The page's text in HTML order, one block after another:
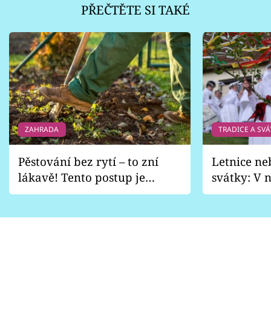
PŘEČTĚTE SI TAKÉ
ZAHRADA
Pěstování bez rytí – to zní
lákavě! Tento postup je
vhodný jen pro některé
TRADICE A
Letnice
svátky: V
pondělí